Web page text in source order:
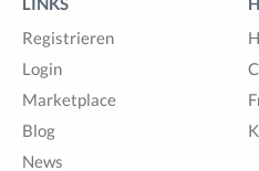
Registrieren
Login
Marketplace
Blog
News